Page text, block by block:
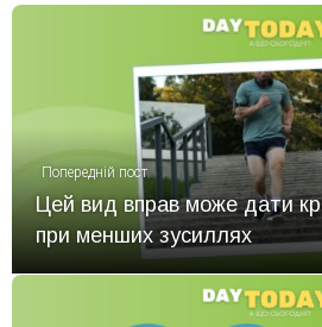
Попередній пост
Цей вид вправ може дати
при менших зусиллях